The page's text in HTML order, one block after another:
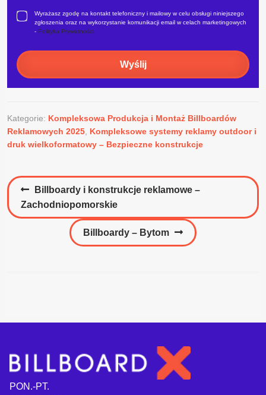
Wyrażasz zgodę na kontakt telefoniczny i mailowy w celu obsługi niniejszego
zgłoszenia oraz na wykorzystanie komunikacji email w celach marketingowych
- Polityka Prywatności.
Wyślij
Kategorie: Kompleksowa Produkcja i Montaż Billboardów
Reklamowych 2025 Kompleksowe systemy reklamy outdoor i
druk wielkoformatowy – Bezpieczne konstrukcje
Nawigacja
wpisu
Poprzedni
wpis:
Billboardy i konstrukcje reklamowe –
Zachodniopomorskie
Następny
wpis:
Billboardy – Bytom
PON.-PT.